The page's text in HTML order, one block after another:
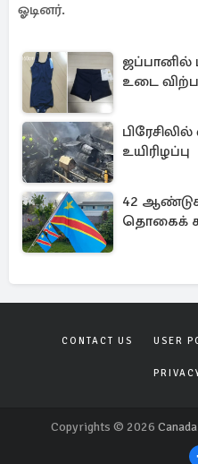
ஓடினர்.
உடை
உயிரிழப்பு
42
தொகைக்
CONTACT US USER
Copyrights © 2026